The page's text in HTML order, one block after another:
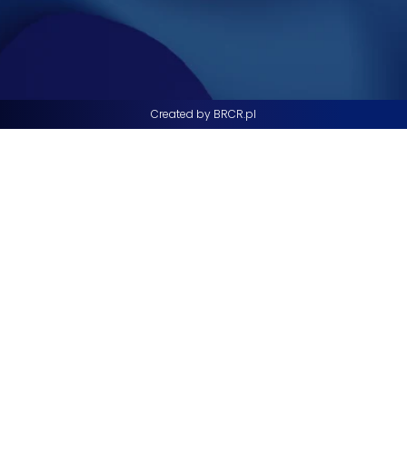
Created by BRCR.pl